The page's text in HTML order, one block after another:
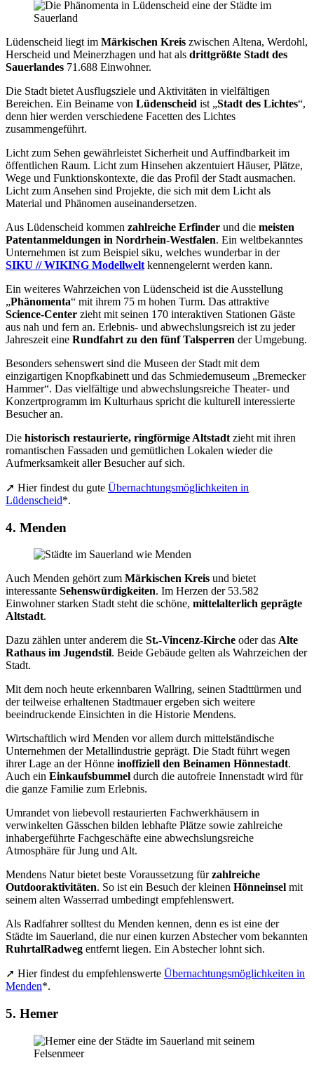
Lüdenscheid liegt im Märkischen Kreis zwischen Altena, Werdohl,
Herscheid und Meinerzhagen und hat als drittgrößte Stadt des
Sauerlandes 71.688 Einwohner.
Die Stadt bietet Ausflugsziele und Aktivitäten in vielfältigen
Bereichen. Ein Beiname von Lüdenscheid ist „Stadt des Lichtes“,
denn hier werden verschiedene Facetten des Lichtes
zusammengeführt.
Licht zum Sehen gewährleistet Sicherheit und Auffindbarkeit im
öffentlichen Raum. Licht zum Hinsehen akzentuiert Häuser, Plätze,
Wege und Funktionskontexte, die das Profil der Stadt ausmachen.
Licht zum Ansehen sind Projekte, die sich mit dem Licht als
Material und Phänomen auseinandersetzen.
Aus Lüdenscheid kommen zahlreiche Erfinder und die meisten
Patentanmeldungen in Nordrhein-Westfalen. Ein weltbekanntes
Unternehmen ist zum Beispiel siku, welches wunderbar in der
SIKU // WIKING Modellwelt kennengelernt werden kann.
Ein weiteres Wahrzeichen von Lüdenscheid ist die Ausstellung
„Phänomenta“ mit ihrem 75 m hohen Turm. Das attraktive
Science-Center zieht mit seinen 170 interaktiven Stationen Gäste
aus nah und fern an. Erlebnis- und abwechslungsreich ist zu jeder
Jahreszeit eine Rundfahrt zu den fünf Talsperren der Umgebung.
Besonders sehenswert sind die Museen der Stadt mit dem
einzigartigen Knopfkabinett und das Schmiedemuseum „Bremecker
Hammer“. Das vielfältige und abwechslungsreiche Theater- und
Konzertprogramm im Kulturhaus spricht die kulturell interessierte
Besucher an.
Die historisch restaurierte, ringförmige Altstadt zieht mit ihren
romantischen Fassaden und gemütlichen Lokalen wieder die
Aufmerksamkeit aller Besucher auf sich.
➚ Hier findest du gute Übernachtungsmöglichkeiten in
Lüdenscheid*.
4. Menden
Auch Menden gehört zum Märkischen Kreis und bietet
interessante Sehenswürdigkeiten. Im Herzen der 53.582
Einwohner starken Stadt steht die schöne, mittelalterlich geprägte
Altstadt.
Dazu zählen unter anderem die St.-Vincenz-Kirche oder das Alte
Rathaus im Jugendstil. Beide Gebäude gelten als Wahrzeichen der
Stadt.
Mit dem noch heute erkennbaren Wallring, seinen Stadttürmen und
der teilweise erhaltenen Stadtmauer ergeben sich weitere
beeindruckende Einsichten in die Historie Mendens.
Wirtschaftlich wird Menden vor allem durch mittelständische
Unternehmen der Metallindustrie geprägt. Die Stadt führt wegen
ihrer Lage an der Hönne inoffiziell den Beinamen Hönnestadt.
Auch ein Einkaufsbummel durch die autofreie Innenstadt wird für
die ganze Familie zum Erlebnis.
Umrandet von liebevoll restaurierten Fachwerkhäusern in
verwinkelten Gässchen bilden lebhafte Plätze sowie zahlreiche
inhabergeführte Fachgeschäfte eine abwechslungsreiche
Atmosphäre für Jung und Alt.
Mendens Natur bietet beste Voraussetzung fürzahlreiche
Outdooraktivitäten. So ist ein Besuch der kleinen Hönneinsel mit
seinem alten Wasserrad umbedingt empfehlenswert.
Als Radfahrer solltest du Menden kennen, denn es ist eine der
Städte im Sauerland, die nur einen kurzen Abstecher vom bekannten
RuhrtalRadweg entfernt liegen. Ein Abstecher lohnt sich.
➚ Hier findest du empfehlenswerte Übernachtungsmöglichkeiten in
Menden*.
5. Hemer